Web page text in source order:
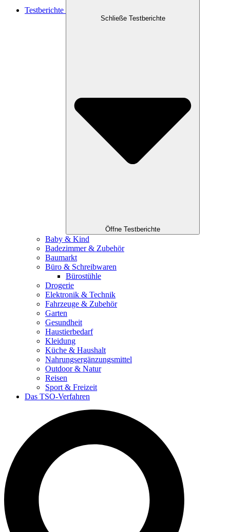
Testberichte
Schließe Testberichte
Öffne Testberichte
Baby & Kind
Badezimmer & Zubehör
Baumarkt
Büro & Schreibwaren
Bürostühle
Drogerie
Elektronik & Technik
Fahrzeuge & Zubehör
Garten
Gesundheit
Haustierbedarf
Kleidung
Küche & Haushalt
Nahrungsergänzungsmittel
Outdoor & Natur
Reisen
Sport & Freizeit
Das TSO-Verfahren